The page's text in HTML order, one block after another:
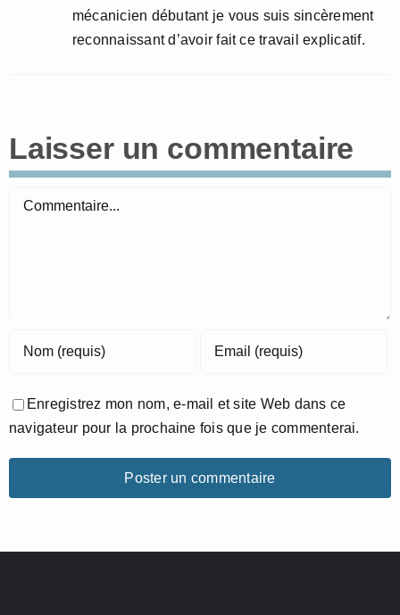
mécanicien débutant je vous suis sincèrement
reconnaissant d’avoir fait ce travail explicatif.
Laisser un commentaire
Commentaire
Enregistrez mon nom, e-mail et site Web dans ce
navigateur pour la prochaine fois que je commenterai.